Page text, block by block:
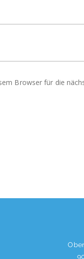
Browser für die